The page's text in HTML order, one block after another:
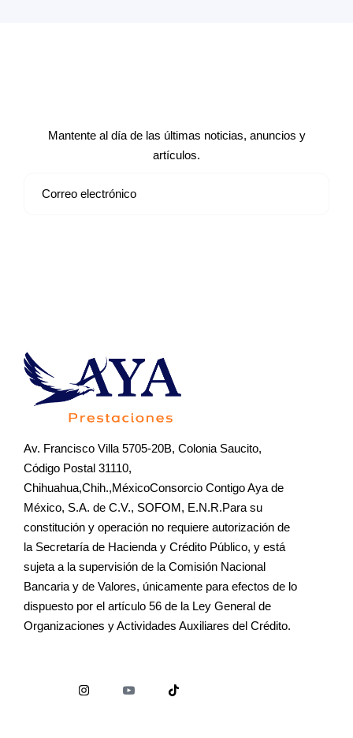
Mantente al día de las últimas noticias, anuncios y
artículos.
Av. Francisco Villa 5705-20B, Colonia Saucito,
Código Postal 31110,
Chihuahua,Chih.,MéxicoConsorcio Contigo Aya de
México, S.A. de C.V., SOFOM, E.N.R.Para su
constitución y operación no requiere autorización de
la Secretaría de Hacienda y Crédito Público, y está
sujeta a la supervisión de la Comisión Nacional
Bancaria y de Valores, únicamente para efectos de lo
dispuesto por el artículo 56 de la Ley General de
Organizaciones y Actividades Auxiliares del Crédito.